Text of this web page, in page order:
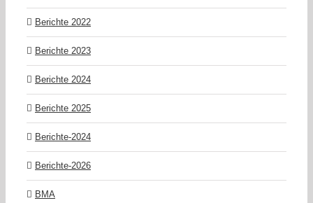
Berichte 2022
Berichte 2023
Berichte 2024
Berichte 2025
Berichte-2024
Berichte-2026
BMA